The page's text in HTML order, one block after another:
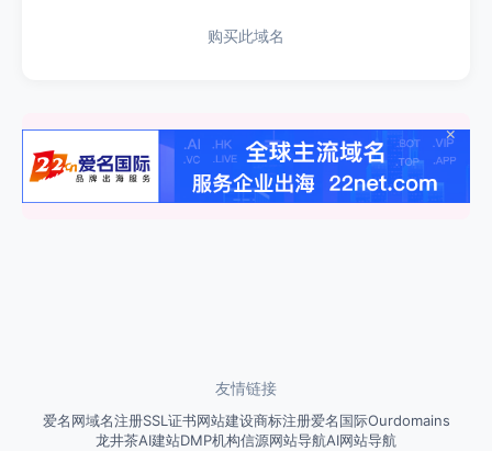
购买此域名
×
友情链接
爱名网域名注册SSL证书网站建设商标注册爱名国际Ourdomains
龙井茶AI建站DMP机构信源网站导航AI网站导航